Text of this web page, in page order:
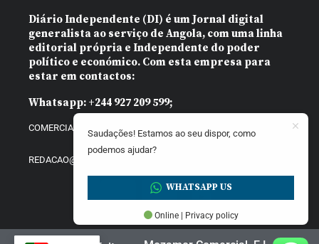
Diário Independente (DI) é um Jornal digital
generalista ao serviço de Angola, com uma linha
editorial própria e Independente do poder
político e económico. Com esta empresa para
estar em contactos:
Whatsapp: +244 927 209 599;
COMERCIAL@DIARIOINDEPENDENTE.INFO
REDACAO@DIARIOINDEPENDENTE.INFO
Saudações! Estamos ao seu dispor, como
podemos ajudar?
WHATSAPP US
Online | Privacy policy